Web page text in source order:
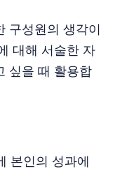
구성원의 생각이
대해 서술한 자
싶을 때 활용합
본인의 성과에